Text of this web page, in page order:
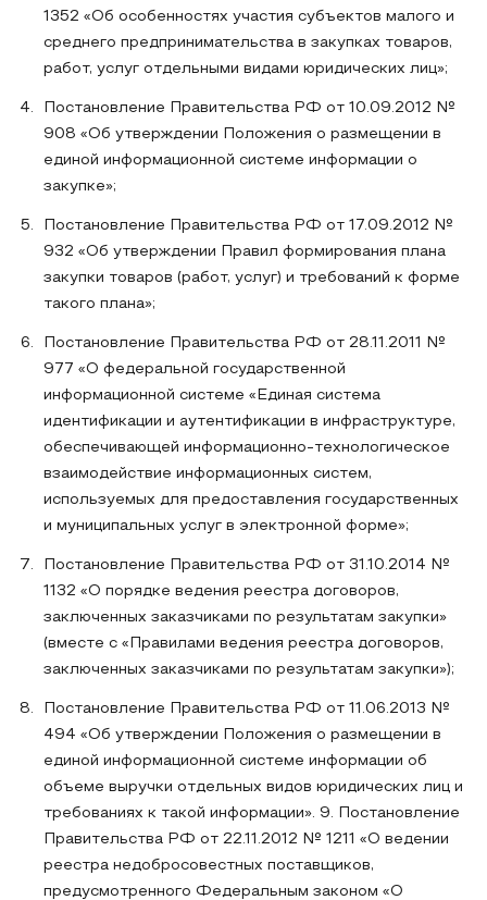
1352 «Об особенностях участия субъектов малого и
среднего предпринимательства в закупках товаров,
работ, услуг отдельными видами юридических лиц»;
Постановление Правительства РФ от 10.09.2012 №
908 «Об утверждении Положения о размещении в
единой информационной системе информации о
закупке»;
Постановление Правительства РФ от 17.09.2012 №
932 «Об утверждении Правил формирования плана
закупки товаров (работ, услуг) и требований к форме
такого плана»;
Постановление Правительства РФ от 28.11.2011 №
977 «О федеральной государственной
информационной системе «Единая система
идентификации и аутентификации в инфраструктуре,
обеспечивающей информационно-технологическое
взаимодействие информационных систем,
используемых для предоставления государственных
и муниципальных услуг в электронной форме»;
Постановление Правительства РФ от 31.10.2014 №
1132 «О порядке ведения реестра договоров,
заключенных заказчиками по результатам закупки»
(вместе с «Правилами ведения реестра договоров,
заключенных заказчиками по результатам закупки»);
Постановление Правительства РФ от 11.06.2013 №
494 «Об утверждении Положения о размещении в
единой информационной системе информации об
объеме выручки отдельных видов юридических лиц и
требованиях к такой информации». 9. Постановление
Правительства РФ от 22.11.2012 № 1211 «О ведении
реестра недобросовестных поставщиков,
предусмотренного Федеральным законом «О